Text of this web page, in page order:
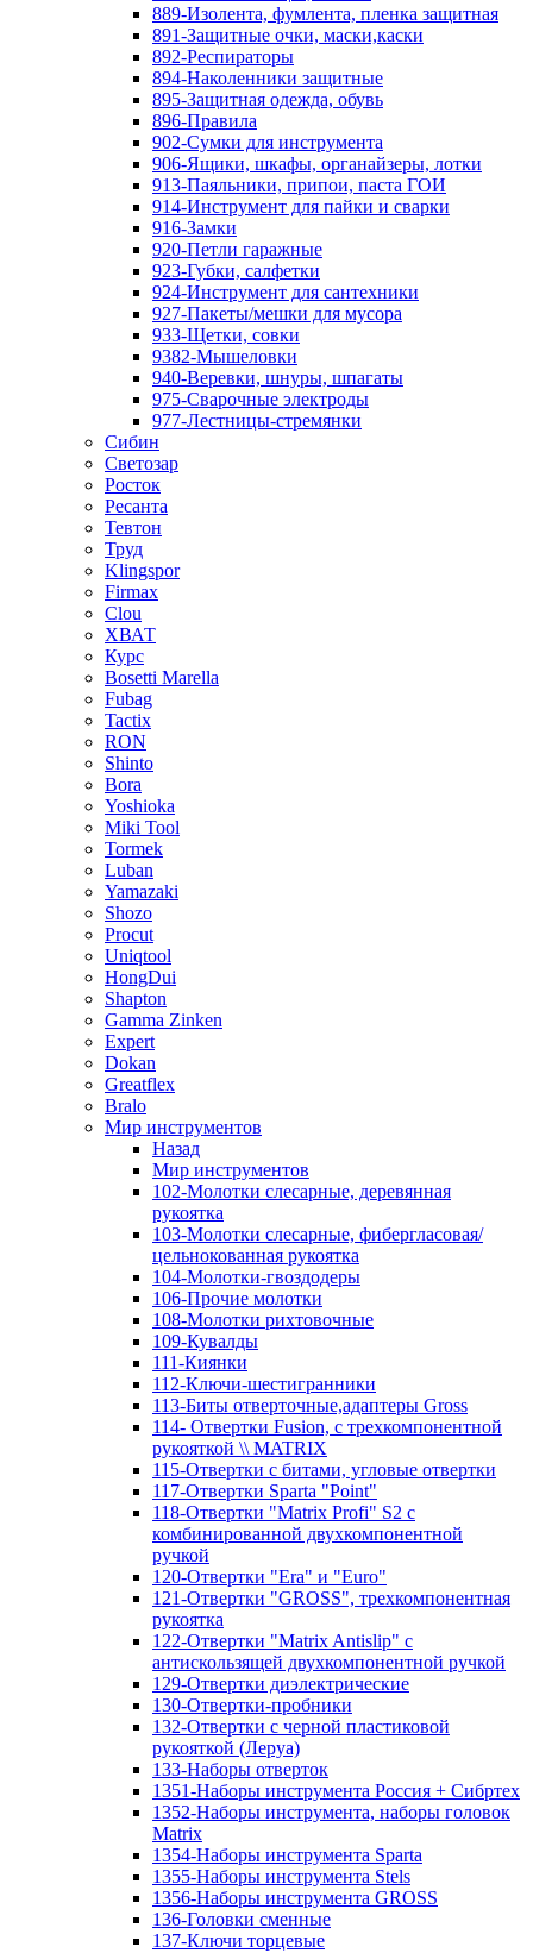
889-Изолента, фумлента, пленка защитная
891-Защитные очки, маски,каски
892-Респираторы
894-Наколенники защитные
895-Защитная одежда, обувь
896-Правила
902-Сумки для инструмента
906-Ящики, шкафы, органайзеры, лотки
913-Паяльники, припои, паста ГОИ
914-Инструмент для пайки и сварки
916-Замки
920-Петли гаражные
923-Губки, салфетки
924-Инструмент для сантехники
927-Пакеты/мешки для мусора
933-Щетки, совки
9382-Мышеловки
940-Веревки, шнуры, шпагаты
975-Сварочные электроды
977-Лестницы-стремянки
Сибин
Светозар
Росток
Ресанта
Тевтон
Труд
Klingspor
Firmax
Clou
XВАТ
Курс
Bosetti Marella
Fubag
Tactix
RON
Shinto
Bora
Yoshioka
Miki Tool
Tormek
Luban
Yamazaki
Shozo
Procut
Uniqtool
HongDui
Shapton
Gamma Zinken
Expert
Dokan
Greatflex
Bralo
Мир инструментов
Назад
Мир инструментов
102-Молотки слесарные, деревянная
рукоятка
103-Молотки слесарные, фибергласовая/
цельнокованная рукоятка
104-Молотки-гвоздодеры
106-Прочие молотки
108-Молотки рихтовочные
109-Кувалды
111-Киянки
112-Ключи-шестигранники
113-Биты отверточные,адаптеры Gross
114- Отвертки Fusion, c трехкомпонентной
рукояткой \\ MATRIX
115-Отвертки с битами, угловые отвертки
117-Отвертки Sparta "Point"
118-Отвертки "Matrix Profi" S2 с
комбинированной двухкомпонентной
ручкой
120-Отвертки "Era" и "Euro"
121-Отвертки "GROSS", трехкомпонентная
рукоятка
122-Отвертки "Matrix Antislip" с
антискользящей двухкомпонентной ручкой
129-Отвертки диэлектрические
130-Отвертки-пробники
132-Отвертки с черной пластиковой
рукояткой (Леруа)
133-Наборы отверток
1351-Наборы инструмента Россия + Сибртех
1352-Наборы инструмента, наборы головок
Matrix
1354-Наборы инструмента Sparta
1355-Наборы инструмента Stels
1356-Наборы инструмента GROSS
136-Головки сменные
137-Ключи торцевые